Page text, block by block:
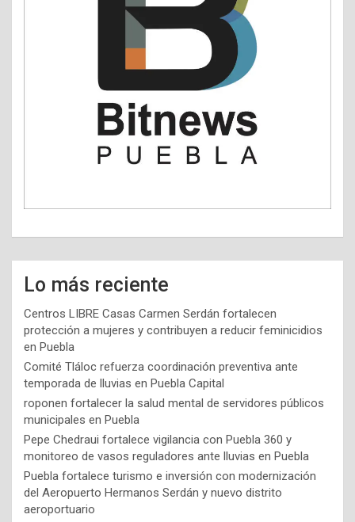
Lo más reciente
Centros LIBRE Casas Carmen Serdán fortalecen
protección a mujeres y contribuyen a reducir feminicidios
en Puebla
Comité Tláloc refuerza coordinación preventiva ante
temporada de lluvias en Puebla Capital
roponen fortalecer la salud mental de servidores públicos
municipales en Puebla
Pepe Chedraui fortalece vigilancia con Puebla 360 y
monitoreo de vasos reguladores ante lluvias en Puebla
Puebla fortalece turismo e inversión con modernización
del Aeropuerto Hermanos Serdán y nuevo distrito
aeroportuario